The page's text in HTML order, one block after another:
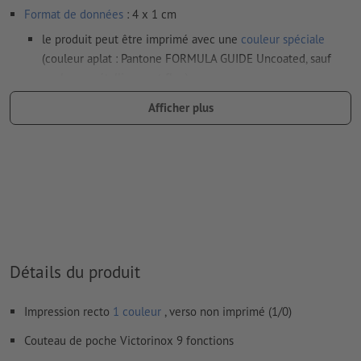
Format de données : 4 x 1 cm
le produit peut être imprimé avec une couleur spéciale
(couleur aplat : Pantone FORMULA GUIDE Uncoated, sauf
Les couleurs d’impression or (Pantone 871 C) et argent
(Pantone 877 C) sont disponibles. Veuillez indiquer pour cela
conviennent pas
Vous trouverez de plus amples informations et conseils sur
Afficher plus
Détails du produit
Impression recto 1 couleur , verso non imprimé (1/0)
Couteau de poche Victorinox 9 fonctions